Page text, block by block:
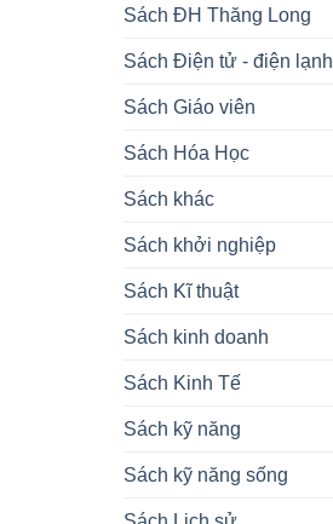
Sách ĐH Thăng Long
Sách Điện tử - điện lạnh
Sách Giáo viên
Sách Hóa Học
Sách khác
Sách khởi nghiệp
Sách Kĩ thuật
Sách kinh doanh
Sách Kinh Tế
Sách kỹ năng
Sách kỹ năng sống